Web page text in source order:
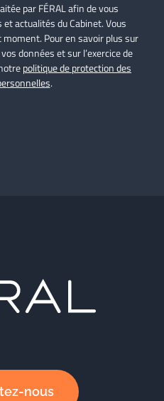
par FÉRAL afin de vous
actualités du Cabinet. Vous
Pour en savoir plus sur
données et sur l’exercice de
politique de protection des
.
nous